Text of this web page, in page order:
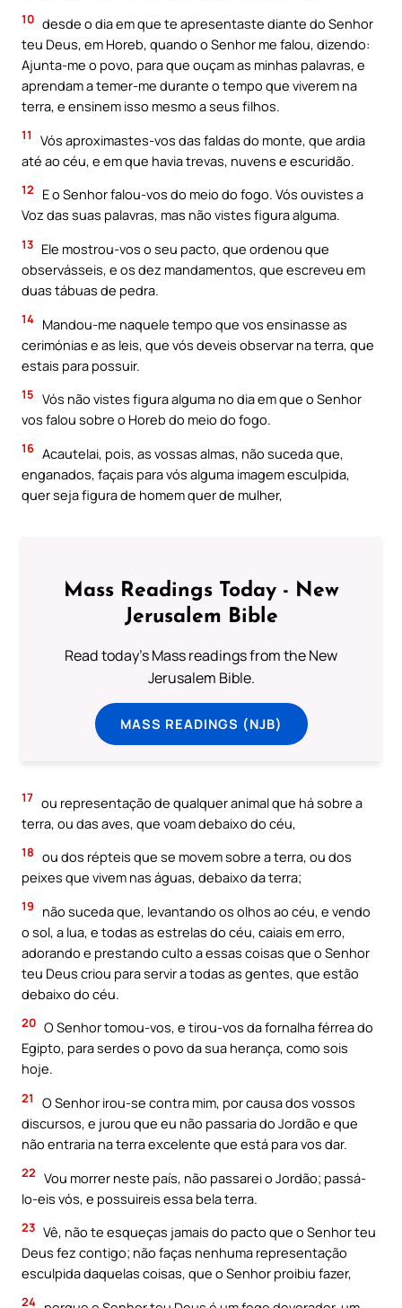
10 desde o dia em que te apresentaste diante do Senhor
teu Deus, em Horeb, quando o Senhor me falou, dizendo:
Ajunta-me o povo, para que ouçam as minhas palavras, e
aprendam a temer-me durante o tempo que viverem na
terra, e ensinem isso mesmo a seus filhos.
11
Vós aproximastes-vos das faldas do monte, que ardia
até ao céu, e em que havia trevas, nuvens e escuridão.
12
E o Senhor falou-vos do meio do fogo. Vós ouvistes a
Voz das suas palavras, mas não vistes figura alguma.
13 Ele mostrou-vos o seu pacto, que ordenou que
observásseis, e os dez mandamentos, que escreveu em
duas tábuas de pedra.
14 Mandou-me naquele tempo que vos ensinasse as
cerimónias e as leis, que vós deveis observar na terra, que
estais para possuir.
15 Vós não vistes figura alguma no dia em que o Senhor
vos falou sobre o Horeb do meio do fogo.
16 Acautelai, pois, as vossas almas, não suceda que,
enganados, façais para vós alguma imagem esculpida,
quer seja figura de homem quer de mulher,
Mass Readings Today - New
Jerusalem Bible
Read today's Mass readings from the New
Jerusalem Bible.
MASS READINGS (NJB)
17 ou representação de qualquer animal que há sobre a
terra, ou das aves, que voam debaixo do céu,
18 ou dos répteis que se movem sobre a terra, ou dos
peixes que vivem nas águas, debaixo da terra;
19
não suceda que, levantando os olhos ao céu, e vendo
o sol, a lua, e todas as estrelas do céu, caiais em erro,
adorando e prestando culto a essas coisas que o Senhor
teu Deus criou para servir a todas as gentes, que estão
debaixo do céu.
20 O Senhor tomou-vos, e tirou-vos da fornalha férrea do
Egipto, para serdes o povo da sua herança, como sois
hoje.
21
O Senhor irou-se contra mim, por causa dos vossos
discursos, e jurou que eu não passaria do Jordão e que
não entraria na terra excelente que está para vos dar.
22 Vou morrer neste país, não passarei o Jordão; passá-
lo-eis vós, e possuireis essa bela terra.
23 Vê, não te esqueças jamais do pacto que o Senhor teu
Deus fez contigo; não faças nenhuma representação
esculpida daquelas coisas, que o Senhor proibiu fazer,
24